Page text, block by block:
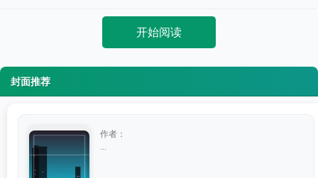
开始阅读
封面推荐
作者：